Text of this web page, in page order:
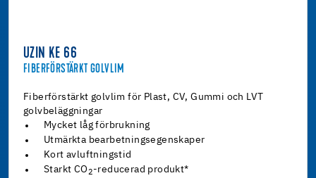
UZIN KE 66
FIBERFÖRSTÄRKT GOLVLIM
Fiberförstärkt golvlim för Plast, CV, Gummi och LVT
golvbeläggningar
Mycket låg förbrukning
Utmärkta bearbetningsegenskaper
Kort avluftningstid
Starkt CO 2 -reducerad produkt*